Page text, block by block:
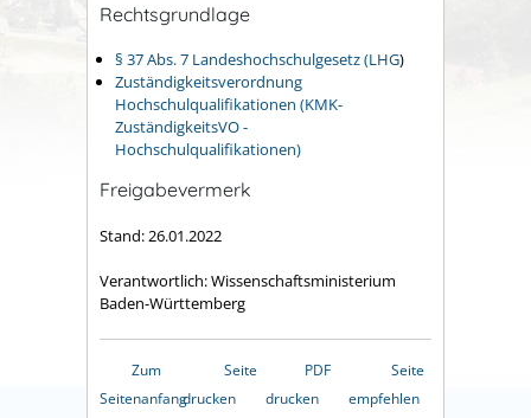
Rechtsgrundlage
§ 37 Abs. 7 Landeshochschulgesetz (LHG)
Zuständigkeitsverordnung
Hochschulqualifikationen (KMK-
ZuständigkeitsVO -
Hochschulqualifikationen)
Freigabevermerk
Stand: 26.01.2022
Verantwortlich: Wissenschaftsministerium
Baden-Württemberg
Zum
Seitenanfang
Seite
drucken
PDF
drucken
Seite
empfehlen